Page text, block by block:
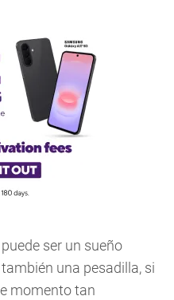
ser un sueño
una pesadilla, si
momento tan